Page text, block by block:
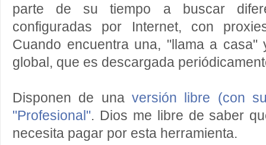
parte de su tiempo a buscar
configuradas por Internet, con
Cuando encuentra una, "llama a
global, que es descargada
Disponen de una versión libre (con
"Profesional". Dios me libre de saber
necesita pagar por esta herramienta.